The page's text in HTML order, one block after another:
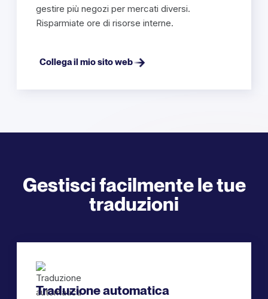
gestire più negozi per mercati diversi.
Risparmiate ore di risorse interne.
Collega il mio sito web
Gestisci facilmente le tue
traduzioni
Traduzione automatica